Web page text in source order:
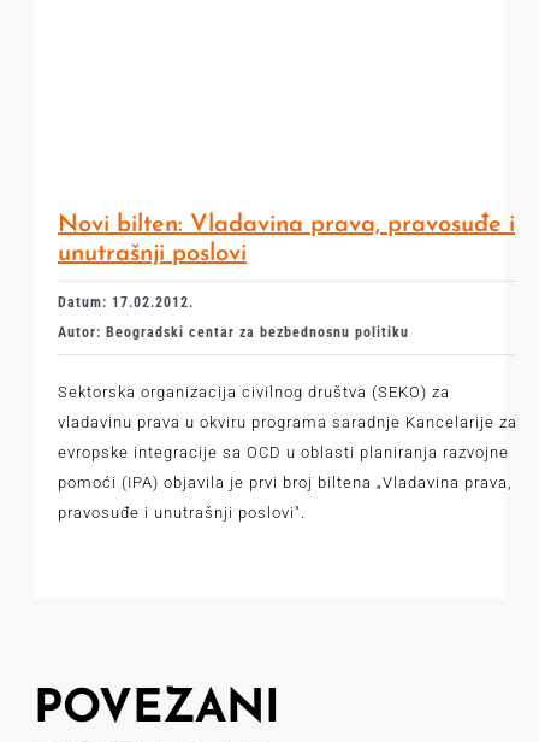
Novi bilten: Vladavina prava, pravosuđe i
unutrašnji poslovi
Datum: 17.02.2012.
Autor: Beogradski centar za bezbednosnu politiku
Sektorska organizacija civilnog društva (SEKO) za
vladavinu prava u okviru programa saradnje Kancelarije za
evropske integracije sa OCD u oblasti planiranja razvojne
pomoći (IPA) objavila je prvi broj biltena „Vladavina prava,
pravosuđe i unutrašnji poslovi".
POVEZANI